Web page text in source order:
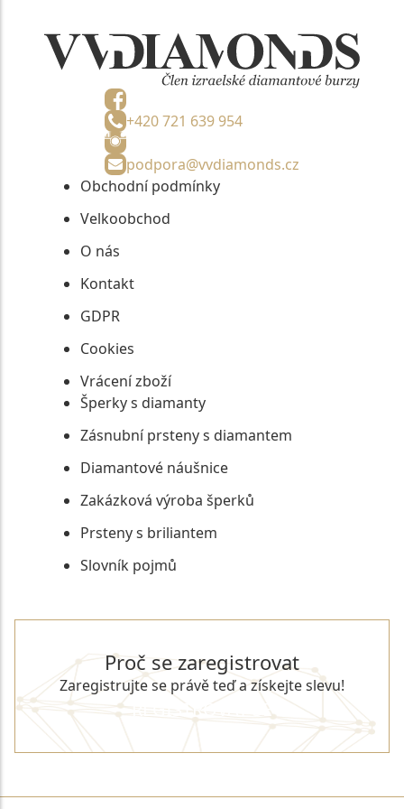
+420 721 639 954
podpora@vvdiamonds.cz
Obchodní podmínky
Velkoobchod
O nás
Kontakt
GDPR
Cookies
Vrácení zboží
Šperky s diamanty
Zásnubní prsteny s diamantem
Diamantové náušnice
Zakázková výroba šperků
Prsteny s briliantem
Slovník pojmů
Proč se zaregistrovat
Zaregistrujte se právě teď a získejte slevu!
REGISTROVAT SE